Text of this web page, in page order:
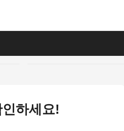
하세요!